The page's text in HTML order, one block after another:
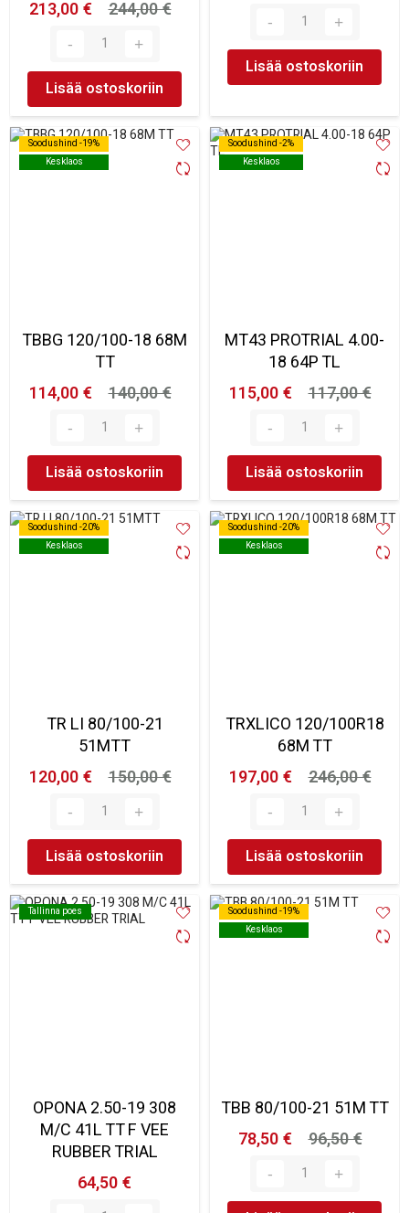
213,00 €
244,00 €
Lisää ostoskoriin
Lisää ostoskoriin
Soodushind -19%
Kesklaos
Soodushind -19%
Kesklaos
TBBG 120/100-18 68M
TT
114,00 €
140,00 €
Lisää ostoskoriin
Soodushind -2%
Kesklaos
Soodushind -2%
Kesklaos
MT43 PROTRIAL 4.00-
18 64P TL
115,00 €
117,00 €
Lisää ostoskoriin
Soodushind -20%
Kesklaos
Soodushind -20%
Kesklaos
TR LI 80/100-21
51MTT
120,00 €
150,00 €
Lisää ostoskoriin
Soodushind -20%
Kesklaos
Soodushind -20%
Kesklaos
TRXLICO 120/100R18
68M TT
197,00 €
246,00 €
Lisää ostoskoriin
Tallinna poes
Tallinna poes
OPONA 2.50-19 308
M/C 41L TT F VEE
RUBBER TRIAL
64,50 €
Soodushind -19%
Kesklaos
Soodushind -19%
Kesklaos
TBB 80/100-21 51M TT
78,50 €
96,50 €